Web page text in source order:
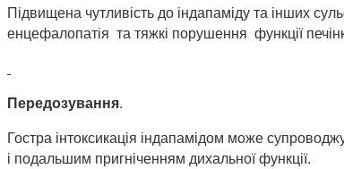
Підвищена чутливість до індапаміду та інших
енцефалопатія та тяжкі порушення функції
Передозування.
Гостра інтоксикація індапамідом може
і подальшим пригніченням дихальної функції.